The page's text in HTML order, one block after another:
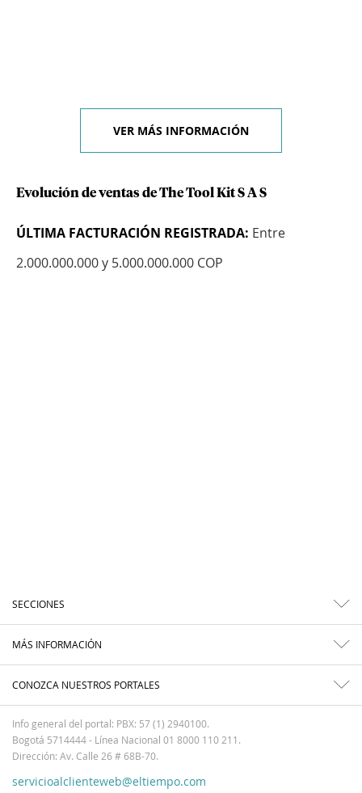
VER MÁS INFORMACIÓN
Evolución de ventas de The Tool Kit S A S
ÚLTIMA FACTURACIÓN REGISTRADA: Entre
2.000.000.000 y 5.000.000.000 COP
SECCIONES
MÁS INFORMACIÓN
CONOZCA NUESTROS PORTALES
Info general del portal: PBX: 57 (1) 2940100.
Bogotá 5714444 - Línea Nacional 01 8000 110 211.
Dirección: Av. Calle 26 # 68B-70.
servicioalclienteweb@eltiempo.com